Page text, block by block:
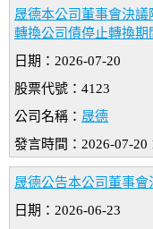
晟德本公司董事會決
轉換公司債停止轉換期
日期：2026-07-20
股票代號：4123
公司名稱： 晟德
發言時間：2026-07-20
晟德公告本公司董事
日期：2026-06-23